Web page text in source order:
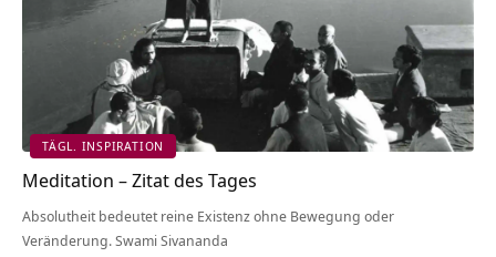
TÄGL. INSPIRATION
Meditation – Zitat des Tages
Absolutheit bedeutet reine Existenz ohne Bewegung oder
Veränderung. Swami Sivananda